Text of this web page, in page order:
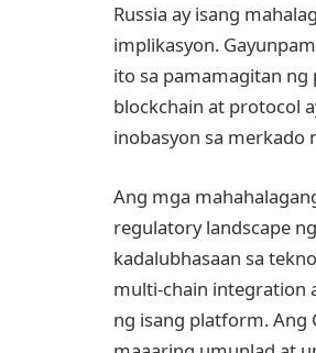
Russia ay isang
implikasyon.
ito sa pamamagitan ng
blockchain at protocol
inobasyon sa merkado
Ang mga
regulatory landscape
kadalubhasaan sa
multi-chain integration
ng isang platform. Ang